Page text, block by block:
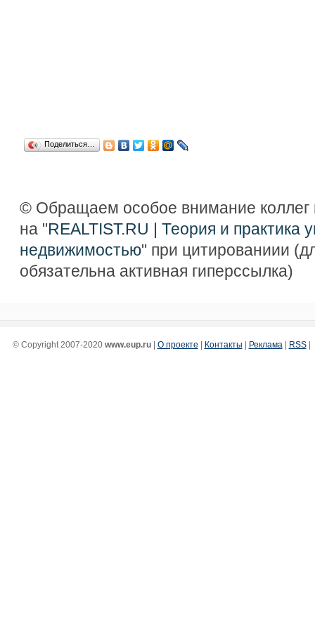
Поделиться…
© Обращаем особое внимание коллег
на "REALTIST.RU | Теория и практика
недвижимостью" при цитированиии
обязательна активная гиперссылка)
© Copyright 2007-2020 www.eup.ru| О проекте | Контакты | Реклама | RSS|